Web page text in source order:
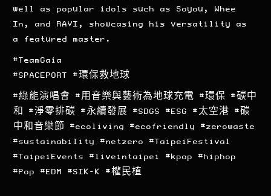
well as popular idols such as Soyou, Whee
In, and RAVI, showcasing his versatility as
a featured master.
#TeamGaia
#SPACEPORT #環保救地球
#綠能演唱會 #用音樂與藝術為地球充電 #環保 #碳中
和 #淨零排碳 #永續發展 #SDGS #ESG #太空港 #碳
中和音樂節 #ecoliving #ecofriendly #zerowaste
#sustainability #netzero #TaipeiFestival
#TaipeiEvents #liveintaipei #kpop #hiphop
#Pop #EDM #SIK-K #權民植